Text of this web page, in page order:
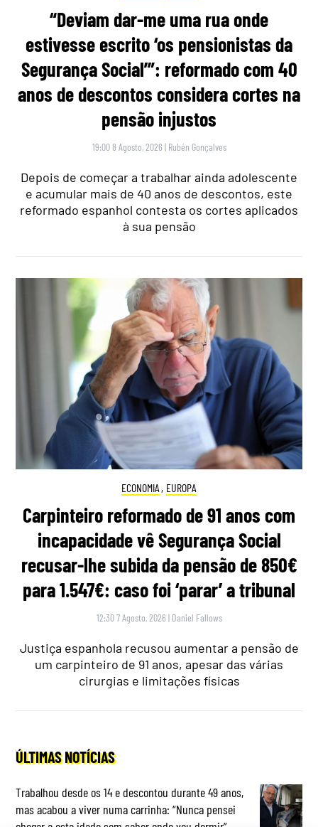
“Deviam dar-me uma rua onde
estivesse escrito ‘os pensionistas da
Segurança Social’”: reformado com 40
anos de descontos considera cortes na
pensão injustos
19:00 8 Agosto, 2026 | Rubén Gonçalves
Depois de começar a trabalhar ainda adolescente
e acumular mais de 40 anos de descontos, este
reformado espanhol contesta os cortes aplicados
à sua pensão
ECONOMIA , EUROPA
Carpinteiro reformado de 91 anos com
incapacidade vê Segurança Social
recusar-lhe subida da pensão de 850€
para 1.547€: caso foi ‘parar’ a tribunal
12:30 7 Agosto, 2026 | Daniel Fallows
Justiça espanhola recusou aumentar a pensão de
um carpinteiro de 91 anos, apesar das várias
cirurgias e limitações físicas
ÚLTIMAS NOTÍCIAS
Trabalhou desde os 14 e descontou durante 49 anos,
mas acabou a viver numa carrinha: “Nunca pensei